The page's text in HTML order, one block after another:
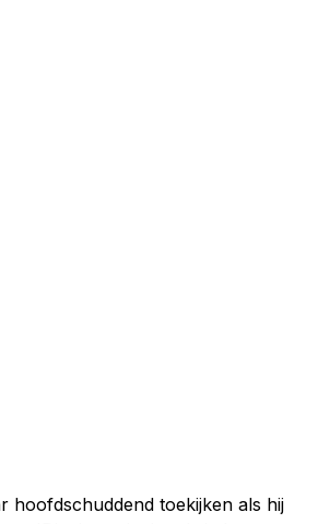
hoofdschuddend toekijken als hij